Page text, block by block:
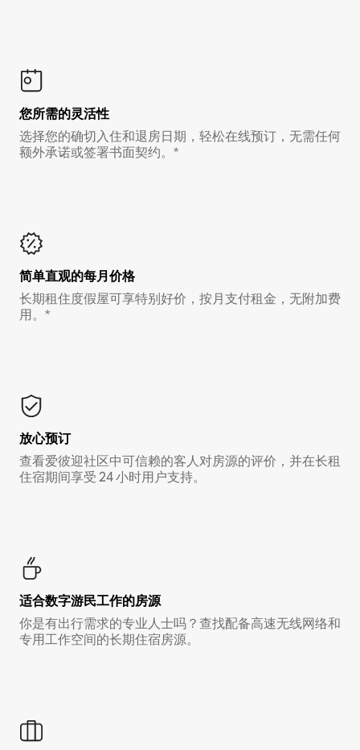
您所需的灵活性
选择您的确切入住和退房日期，轻松在线预订，无需任何
额外承诺或签署书面契约。*
简单直观的每月价格
长期租住度假屋可享特别好价，按月支付租金，无附加费
用。*
放心预订
查看爱彼迎社区中可信赖的客人对房源的评价，并在长租
住宿期间享受 24 小时用户支持。
适合数字游民工作的房源
你是有出行需求的专业人士吗？查找配备高速无线网络和
专用工作空间的长期住宿房源。